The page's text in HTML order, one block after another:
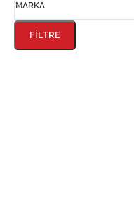
MARKA
FILTRE